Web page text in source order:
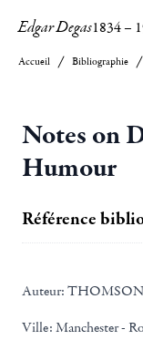
Edgar Degas1834–
Accueil Bibliographie
Notes on
Humour
Référence
Auteur: THOMSON
Ville: Manchester -